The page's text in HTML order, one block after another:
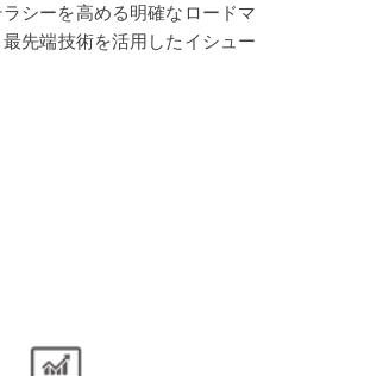
シーを高める明確なロードマ
先端技術を活用したイシュー